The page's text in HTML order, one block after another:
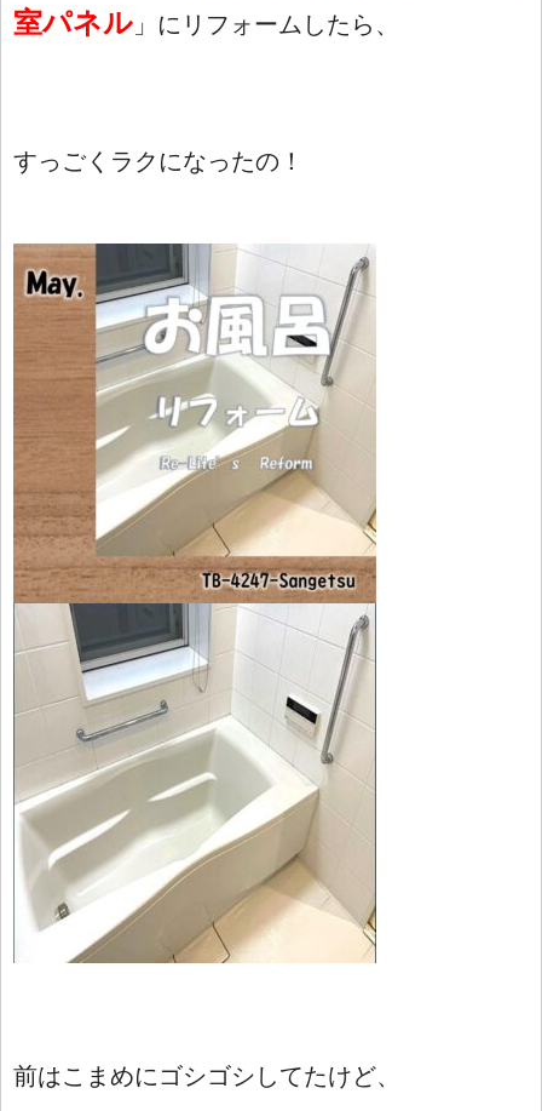
室パネル 」にリフォームしたら、
すっごくラクになったの！
前はこまめにゴシゴシしてたけど、